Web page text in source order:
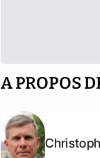
A PROPOS